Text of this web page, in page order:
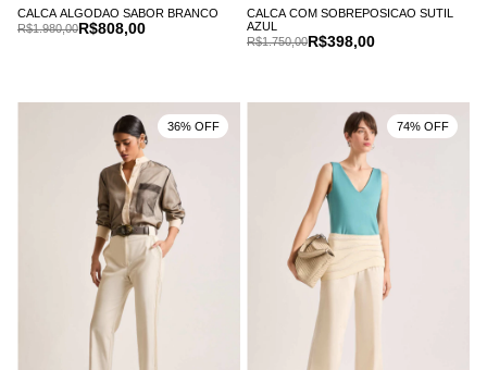
CALCA ALGODAO SABOR BRANCO
R$808,00
R$1.980,00
CALCA COM SOBREPOSICAO SUTIL
AZUL
R$398,00
R$1.750,00
36% OFF 74% OFF